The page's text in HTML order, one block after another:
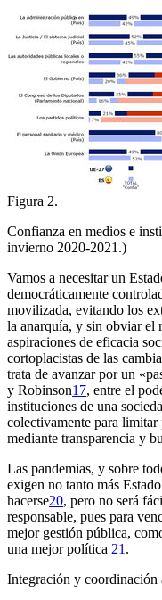
Figura 2.
Confianza en medios e
invierno 2020-2021.)
Vamos a necesitar un
democráticamente
movilizada, evitando los
la anarquía, y sin obviar el
aspiraciones de eficacia
cortoplacistas de las
trata de avanzar por un
y Robinson17, entre el
instituciones de una
colectivamente para limitar
mediante transparencia y
Las pandemias, y sobre
exigen no tanto más
hacerse20, pero no será
responsable, pues para
mejor gestión pública,
una mejor política 21 .
Integración y coordinación